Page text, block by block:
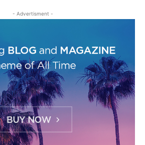
- Advertisment -